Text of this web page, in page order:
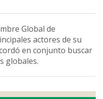
Global de
actores de su
en conjunto buscar
globales.